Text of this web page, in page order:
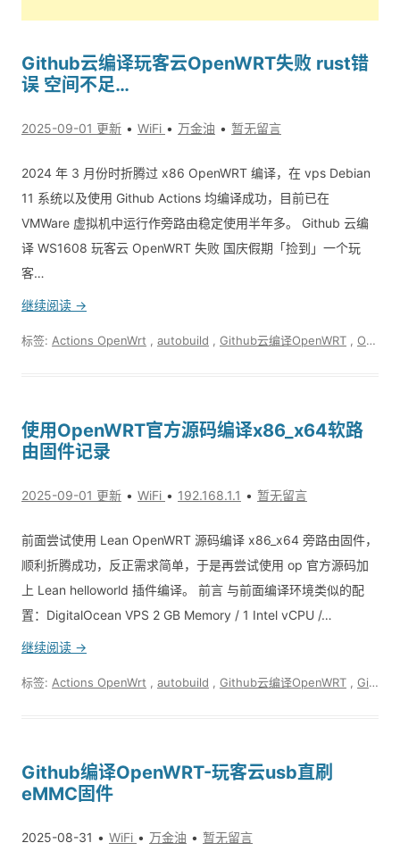
Github云编译玩客云OpenWRT失败 rust错
误 空间不足…
2025-09-01 更新 WiFi 万金油 暂无留言
2024 年 3 月份时折腾过 x86 OpenWRT 编译，在 vps Debian
11 系统以及使用 Github Actions 均编译成功，目前已在
VMWare 虚拟机中运行作旁路由稳定使用半年多。 Github 云编
译 WS1608 玩客云 OpenWRT 失败 国庆假期「捡到」一个玩
客…
继续阅读 →
标签: Actions OpenWrt autobuild Github云编译OpenWRT OpenWRT
使用OpenWRT官方源码编译x86_x64软路
由固件记录
2025-09-01 更新 WiFi 192.168.1.1 暂无留言
前面尝试使用 Lean OpenWRT 源码编译 x86_x64 旁路由固件，
顺利折腾成功，反正需求简单，于是再尝试使用 op 官方源码加
上 Lean helloworld 插件编译。 前言 与前面编译环境类似的配
置：DigitalOcean VPS 2 GB Memory / 1 Intel vCPU /…
继续阅读 →
标签: Actions OpenWrt autobuild Github云编译OpenWRT GitHub编译openwrt
Github编译OpenWRT-玩客云usb直刷
eMMC固件
2025-08-31 WiFi 万金油 暂无留言